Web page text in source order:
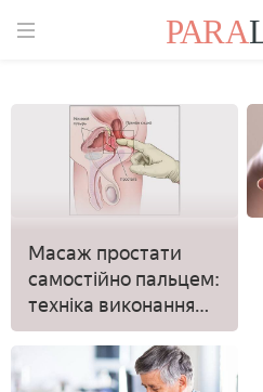
Масаж простати
самостійно пальцем:
техніка виконання
вдома